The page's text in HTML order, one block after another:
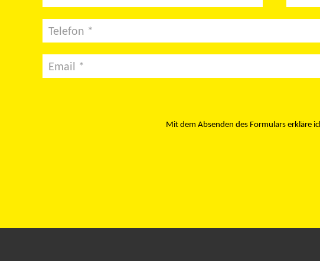
Telefon *
Email *
Mit dem Absenden des Formulars erkläre